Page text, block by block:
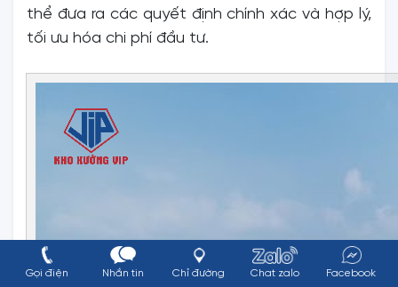
thể đưa ra các quyết định chính xác và hợp lý,
tối ưu hóa chi phí đầu tư.
Gọi điện Nhắn tin Chỉ đường Chat zalo Facebook